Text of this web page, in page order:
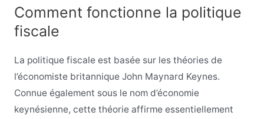
Comment fonctionne la politique
fiscale
La politique fiscale est basée sur les théories de
l’économiste britannique John Maynard Keynes.
Connue également sous le nom d’économie
keynésienne, cette théorie affirme essentiellement